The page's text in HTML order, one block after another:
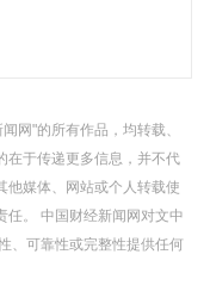
网"的所有作品，均转载、
在于传递更多信息，并不代
他媒体、网站或个人转载使
任。 中国财经新闻网对文中
、可靠性或完整性提供任何